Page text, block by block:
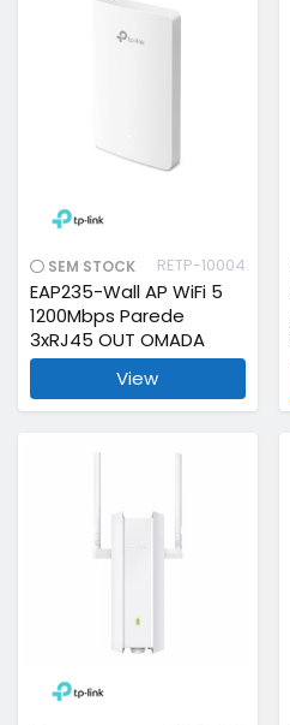
SEM STOCK RETP-10004
EAP235-Wall AP WiFi 5
1200Mbps Parede
3xRJ45 OUT OMADA
View